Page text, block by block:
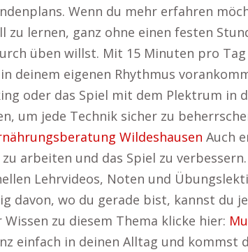
Wenn du mehr erfahren
zu lernen, ganz ohne einen festen
üben willst. Mit 15 Minuten pro
deinem eigenen Rhythmus
oder das Spiel mit dem Plektrum
um jede Technik sicher zu
Wildeshausen Auch
arbeiten und das Spiel zu
Lehrvideos, Noten und
davon, wo du gerade bist, kannst du
Wissen zu diesem Thema klicke hier:
einfach in deinen Alltag und